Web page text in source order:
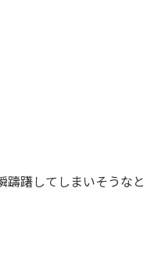
躇してしまいそうな